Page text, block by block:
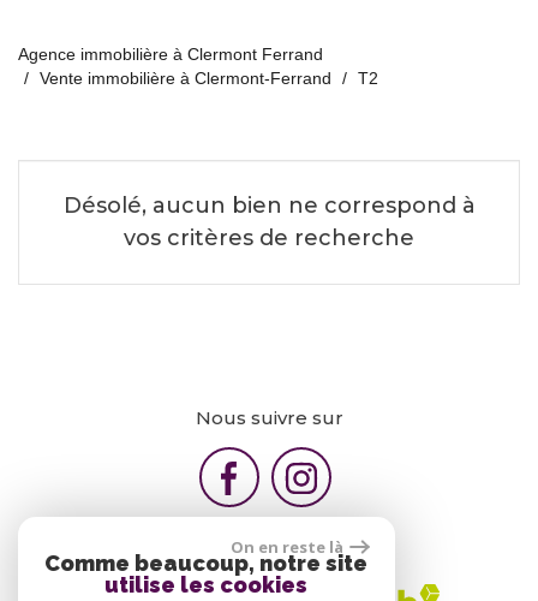
Agence immobilière à Clermont Ferrand
Vente immobilière à Clermont-Ferrand
T2
Désolé, aucun bien ne correspond à
vos critères de recherche
Nous suivre sur
On en reste là
Comme beaucoup, notre site
utilise les cookies